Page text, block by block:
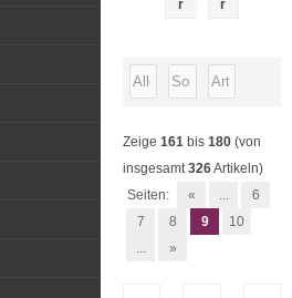
r
r
Zeige 161 bis 180 (von
insgesamt326Artikeln)
Seiten:
« ...
6
7
8 9
10
...
»